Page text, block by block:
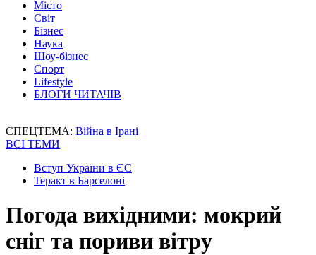
Місто
Світ
Бізнес
Наука
Шоу-бізнес
Спорт
Lifestyle
БЛОГИ ЧИТАЧІВ
СПЕЦТЕМА: Війна в Ірані
ВСІ ТЕМИ
Вступ України в ЄС
Теракт в Барселоні
Погода вихідними: мокрий
сніг та пориви вітру